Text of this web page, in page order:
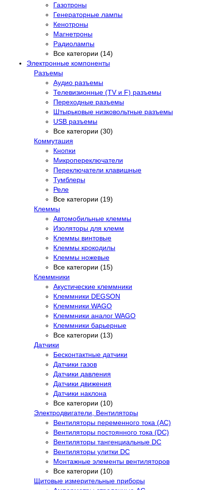
Газотроны
Генераторные лампы
Кенотроны
Магнетроны
Радиолампы
Все категории (14)
Электронные компоненты
Разъемы
Аудио разъемы
Телевизионные (TV и F) разъемы
Переходные разъемы
Штырьковые низковольтные разъемы
USB разъемы
Все категории (30)
Коммутация
Кнопки
Микропереключатели
Переключатели клавишные
Тумблеры
Реле
Все категории (19)
Клеммы
Автомобильные клеммы
Изоляторы для клемм
Клеммы винтовые
Клеммы крокодилы
Клеммы ножевые
Все категории (15)
Клеммники
Акустические клеммники
Клеммники DEGSON
Клеммники WAGO
Клеммники аналог WAGO
Клеммники барьерные
Все категории (13)
Датчики
Бесконтактные датчики
Датчики газов
Датчики давления
Датчики движения
Датчики наклона
Все категории (10)
Электродвигатели, Вентиляторы
Вентиляторы переменного тока (AC)
Вентиляторы постоянного тока (DC)
Вентиляторы тангенциальные DC
Вентиляторы улитки DC
Монтажные элементы вентиляторов
Все категории (10)
Щитовые измерительные приборы